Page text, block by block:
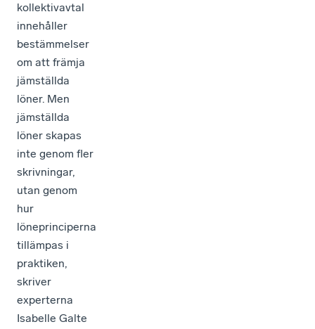
kollektivavtal
innehåller
bestämmelser
om att främja
jämställda
löner. Men
jämställda
löner skapas
inte genom fler
skrivningar,
utan genom
hur
löneprinciperna
tillämpas i
praktiken,
skriver
experterna
Isabelle Galte